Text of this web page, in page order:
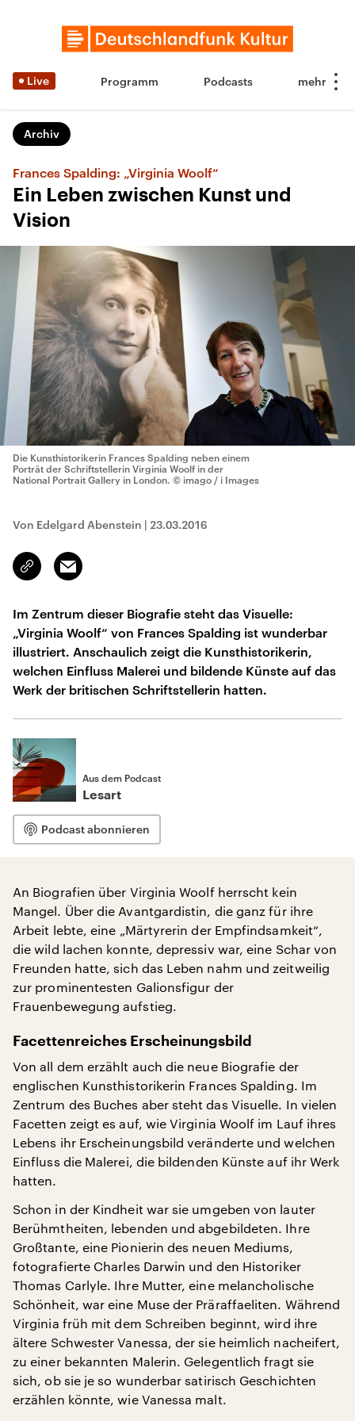
Live Programm Podcasts
Archiv
Frances Spalding: „Virginia Woolf“
Ein Leben zwischen Kunst und
Vision
Die Kunsthistorikerin Frances Spalding neben einem
Porträt der Schriftstellerin Virginia Woolf in der
National Portrait Gallery in London. © imago / i Images
Von Edelgard Abenstein | 23.03.2016
Link
kopieren/teilen
Email
Im Zentrum dieser Biografie steht das Visuelle:
„Virginia Woolf“ von Frances Spalding ist wunderbar
illustriert. Anschaulich zeigt die Kunsthistorikerin,
welchen Einfluss Malerei und bildende Künste auf das
Werk der britischen Schriftstellerin hatten.
Aus dem Podcast
Lesart
Podcast abonnieren
An Biografien über Virginia Woolf herrscht kein
Mangel. Über die Avantgardistin, die ganz für ihre
Arbeit lebte, eine „Märtyrerin der Empfindsamkeit“,
die wild lachen konnte, depressiv war, eine Schar von
Freunden hatte, sich das Leben nahm und zeitweilig
zur prominentesten Galionsfigur der
Frauenbewegung aufstieg.
Facettenreiches Erscheinungsbild
Von all dem erzählt auch die neue Biografie der
englischen Kunsthistorikerin Frances Spalding. Im
Zentrum des Buches aber steht das Visuelle. In vielen
Facetten zeigt es auf, wie Virginia Woolf im Lauf ihres
Lebens ihr Erscheinungsbild veränderte und welchen
Einfluss die Malerei, die bildenden Künste auf ihr Werk
hatten.
Schon in der Kindheit war sie umgeben von lauter
Berühmtheiten, lebenden und abgebildeten. Ihre
Großtante, eine Pionierin des neuen Mediums,
fotografierte Charles Darwin und den Historiker
Thomas Carlyle. Ihre Mutter, eine melancholische
Schönheit, war eine Muse der Präraffaeliten. Während
Virginia früh mit dem Schreiben beginnt, wird ihre
ältere Schwester Vanessa, der sie heimlich nacheifert,
zu einer bekannten Malerin. Gelegentlich fragt sie
sich, ob sie je so wunderbar satirisch Geschichten
erzählen könnte, wie Vanessa malt.